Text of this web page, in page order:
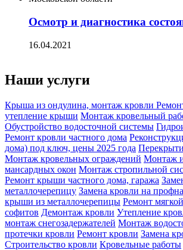
Осмотр и диагностика
16.04.2021
Наши услуги
Крыша из ондулина, монтаж кровли
утепление крыши Монтаж кровельный
Обустройство водосточной системы
Ремонт кровли частного дома
дома) под ключ, цены 2025 года
Монтаж кровельных ограждений Монтаж
мансардных окон Монтаж стропильной
Ремонт крыши частного дома, гаража
металлочерепицу Замена кровли на
крыши из металлочерепицы Ремонт
софитов Демонтаж кровли Утепление
монтаж снегозадержателей Монтаж
протечки кровли Ремонт кровли Замена
Строительство кровли Кровельные работы